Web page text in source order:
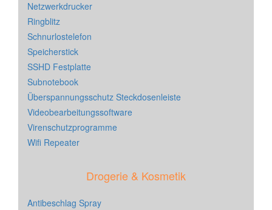
Netzwerkdrucker
Ringblitz
Schnurlostelefon
Speicherstick
SSHD Festplatte
Subnotebook
Überspannungsschutz Steckdosenleiste
Videobearbeitungssoftware
Virenschutzprogramme
Wifi Repeater
Drogerie & Kosmetik
Antibeschlag Spray